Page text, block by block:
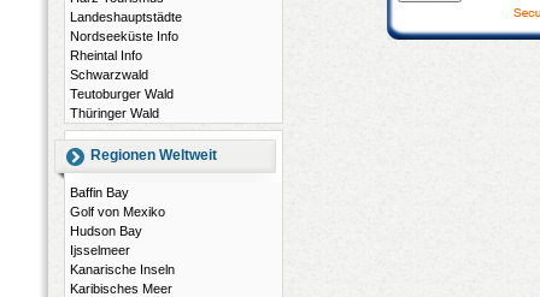
Landeshauptstädte
Nordseeküste Info
Rheintal Info
Schwarzwald
Teutoburger Wald
Thüringer Wald
Regionen Weltweit
Baffin Bay
Golf von Mexiko
Hudson Bay
Ijsselmeer
Kanarische Inseln
Karibisches Meer